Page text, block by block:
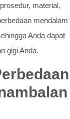
material,
mendalam
Anda dapat
gigi Anda.